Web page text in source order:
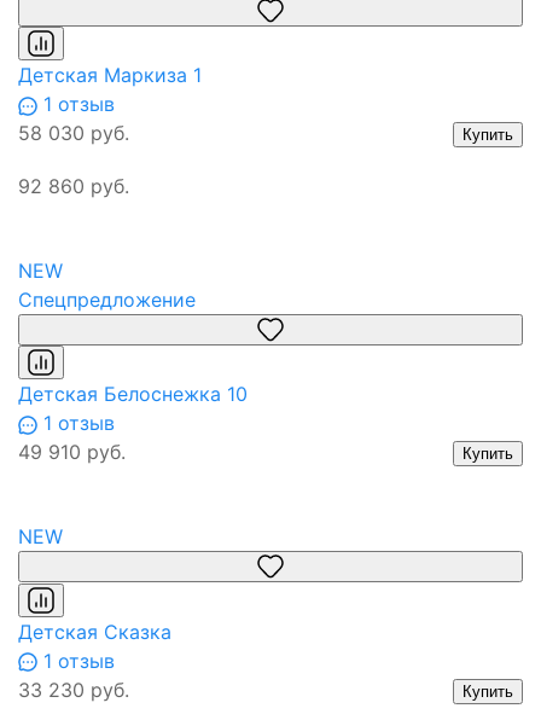
Детская Маркиза 1
1 отзыв
58 030 руб.
92 860 руб.
Купить
NEW
Спецпредложение
Детская Белоснежка 10
1 отзыв
49 910 руб.
Купить
NEW
Детская Сказка
1 отзыв
33 230 руб.
Купить